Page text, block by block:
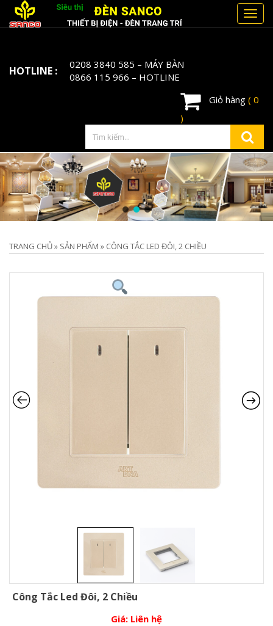
HOTLINE : 0208 3840 585 – MÁY BÀN
0866 115 966 – HOTLINE
Giỏ hàng ( 0
)
TRANG CHỦ» SẢN PHẨM » CÔNG TẮC LED ĐÔI, 2 CHIỀU
Công Tắc Led Đôi, 2 Chiều
Giá: Liên hệ